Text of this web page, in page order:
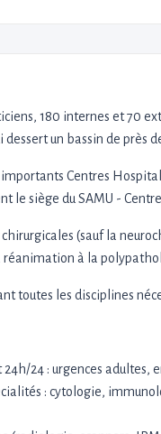
180 internes et 70
un bassin de près
importants Centres
le siège du SAMU -
(sauf la
réanimation à la
toutes les disciplines
24h/24 : urgences
: cytologie,